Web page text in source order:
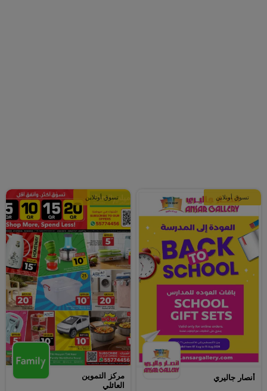
تسوق أونلاين
أنصار جاليري
تسوق أونلاين
مركز التموين
العائلي